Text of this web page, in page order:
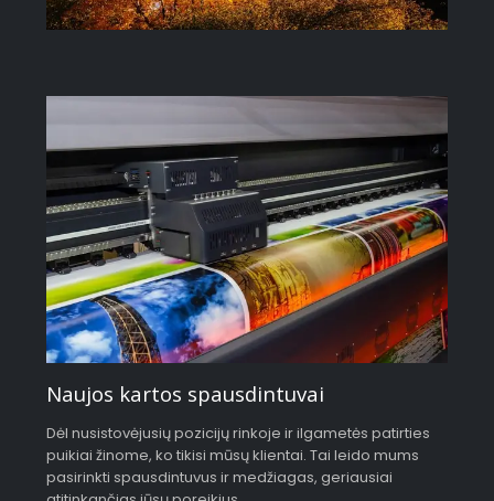
Naujos kartos spausdintuvai
Dėl nusistovėjusių pozicijų rinkoje ir ilgametės patirties
puikiai žinome, ko tikisi mūsų klientai. Tai leido mums
pasirinkti spausdintuvus ir medžiagas, geriausiai